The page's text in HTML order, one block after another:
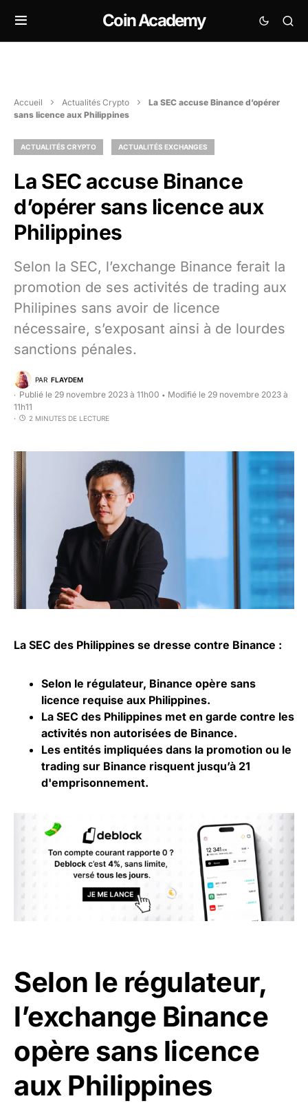
Coin Academy
Accueil Actualités Crypto
La SEC accuse Binance d’opérer
sans licence aux Philippines
ACTUALITÉS CRYPTO ACTUALITÉS EXCHANGES
La SEC accuse Binance
d’opérer sans licence aux
Philippines
Selon la SEC, l’exchange Binance ferait la
promotion de ses activités de trading aux
Philipines sans avoir de licence
nécessaire, s’exposant ainsi à de lourdes
sanctions pénales.
PAR FLAYDEM
Publié le 29 novembre 2023 à 11h00 • Modifié le 29 novembre 2023 à
11h11
2 MINUTES DE LECTURE
La SEC des Philippines se dresse contre Binance :
Selon le régulateur, Binance opère sans
licence requise aux Philippines.
La SEC des Philippines met en garde contre les
activités non autorisées de Binance.
Les entités impliquées dans la promotion ou le
trading sur Binance risquent jusqu’à 21
d'emprisonnement.
Selon le régulateur,
l’exchange Binance
opère sans licence
aux Philippines